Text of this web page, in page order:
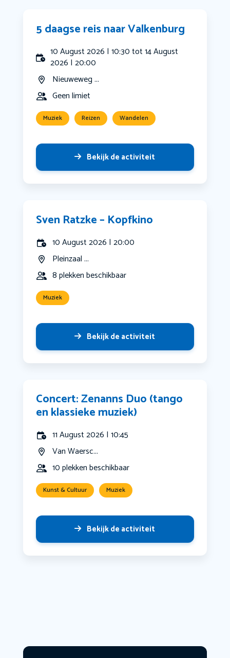
5 daagse reis naar Valkenburg
10 August 2026 | 10:30 tot 14 August
2026 | 20:00
Nieuweweg ...
Geen limiet
Muziek Reizen Wandelen
Bekijk de activiteit
Sven Ratzke – Kopfkino
10 August 2026 | 20:00
Pleinzaal ...
8 plekken beschikbaar
Muziek
Bekijk de activiteit
Concert: Zenanns Duo (tango
en klassieke muziek)
11 August 2026 | 10:45
Van Waersc...
10 plekken beschikbaar
Kunst & Cultuur Muziek
Bekijk de activiteit